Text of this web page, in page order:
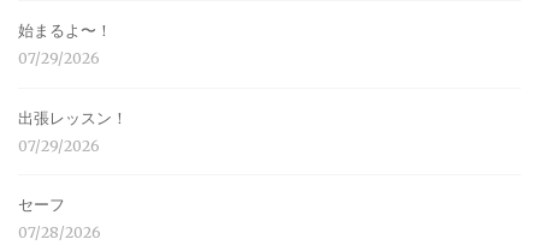
始まるよ〜！
07/29/2026
出張レッスン！
07/29/2026
セーフ
07/28/2026